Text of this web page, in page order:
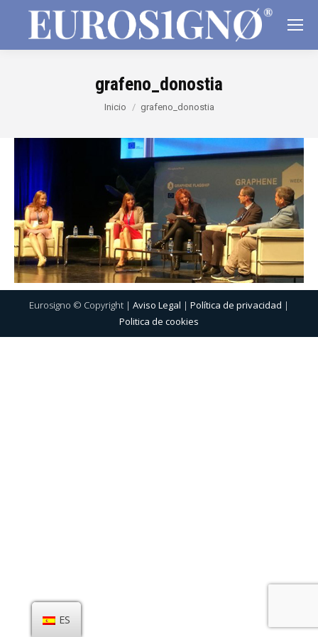
grafeno_donostia
Estás aquí:
Inicio grafeno_donostia
Eurosigno © Copyright | Aviso Legal | Política de privacidad |
Politica de cookies
ES